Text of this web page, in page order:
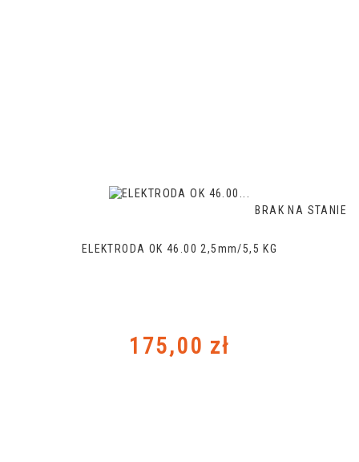
BRAK NA STANIE
ELEKTRODA OK 46.00 2,5mm/5,5 KG
Cena
175,00 zł